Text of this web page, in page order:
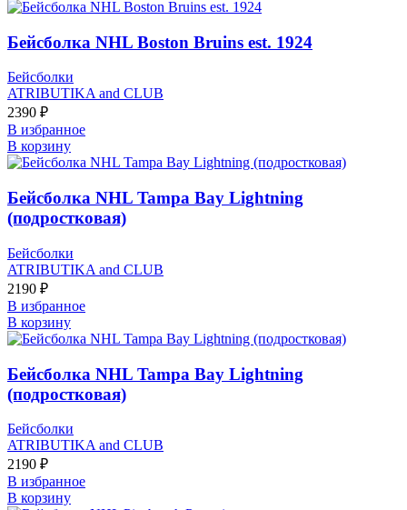
Бейсболка NHL Boston Bruins est. 1924
Бейсболки
ATRIBUTIKA and CLUB
2390 ₽
В избранное
В корзину
Бейсболка NHL Tampa Bay Lightning
(подростковая)
Бейсболки
ATRIBUTIKA and CLUB
2190 ₽
В избранное
В корзину
Бейсболка NHL Tampa Bay Lightning
(подростковая)
Бейсболки
ATRIBUTIKA and CLUB
2190 ₽
В избранное
В корзину